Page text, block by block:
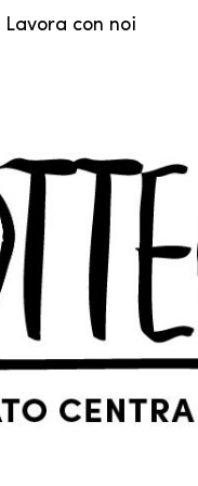
Lavora con noi